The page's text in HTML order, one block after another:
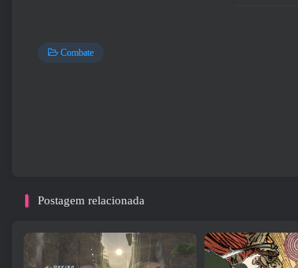
Combate
Postagem relacionada